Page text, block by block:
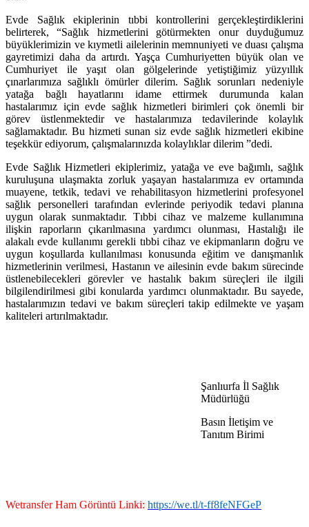
Evde Sağlık ekiplerinin tıbbi kontrollerini gerçekleştirdiklerini
belirterek, “Sağlık hizmetlerini götürmekten onur duyduğumuz
büyüklerimizin ve kıymetli ailelerinin memnuniyeti ve duası çalışma
gayretimizi daha da artırdı. Yaşça Cumhuriyetten büyük olan ve
Cumhuriyet ile yaşıt olan gölgelerinde yetiştiğimiz yüzyıllık
çınarlarımıza sağlıklı ömürler dilerim. Sağlık sorunları nedeniyle
yatağa bağlı hayatlarını idame ettirmek durumunda kalan
hastalarımız için evde sağlık hizmetleri birimleri çok önemli bir
görev üstlenmektedir ve hastalarımıza tedavilerinde kolaylık
sağlamaktadır. Bu hizmeti sunan siz evde sağlık hizmetleri ekibine
teşekkür ediyorum, çalışmalarınızda kolaylıklar dilerim ”dedi.
Evde Sağlık Hizmetleri ekiplerimiz, yatağa ve eve bağımlı, sağlık
kuruluşuna ulaşmakta zorluk yaşayan hastalarımıza ev ortamında
muayene, tetkik, tedavi ve rehabilitasyon hizmetlerini profesyonel
sağlık personelleri tarafından evlerinde periyodik tedavi planına
uygun olarak sunmaktadır. Tıbbi cihaz ve malzeme kullanımına
ilişkin raporların çıkarılmasına yardımcı olunması, Hastalığı ile
alakalı evde kullanımı gerekli tıbbi cihaz ve ekipmanların doğru ve
uygun koşullarda kullanılması konusunda eğitim ve danışmanlık
hizmetlerinin verilmesi, Hastanın ve ailesinin evde bakım sürecinde
üstlenebilecekleri görevler ve hastalık bakım süreçleri ile ilgili
bilgilendirilmesi gibi konularda yardımcı olunmaktadır. Bu sayede,
hastalarımızın tedavi ve bakım süreçleri takip edilmekte ve yaşam
kaliteleri artırılmaktadır.
Şanlıurfa İl Sağlık
Müdürlüğü
Basın İletişim ve
Tanıtım Birimi
Wetransfer Ham Görüntü Linki: https://we.tl/t-ff8feNFGeP